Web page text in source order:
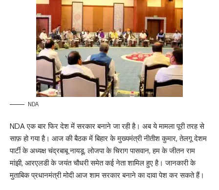
NDA
NDA एक बार फिर देश में सरकार बनाने जा रही है। अब ये मामला पूरी तरह से
साफ़ हो गया है। आज की बैठक में बिहार के मुख्यमंत्री नीतीश कुमार, तेलगू देशम
पार्टी के अध्यक्ष चंद्रबाबू नायडू, लोजपा के चिराग पासवान, हम के जीतन राम
मांझी, आरएलडी के जयंत चौधरी समेत कई नेता शामिल हुए है। जानकारी के
मुताबिक प्रधानमंत्री मोदी आज शाम सरकार बनाने का दावा पेश कर सकते हैं।